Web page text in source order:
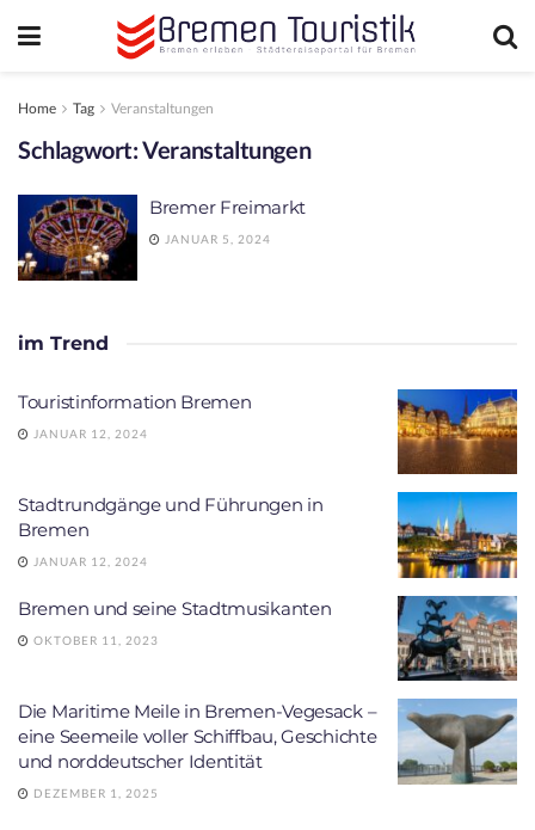
Home Tag Veranstaltungen
Schlagwort:Veranstaltungen
Bremer Freimarkt
JANUAR 5, 2024
im Trend
Touristinformation Bremen
JANUAR 12, 2024
Stadtrundgänge und Führungen in
Bremen
JANUAR 12, 2024
Bremen und seine Stadtmusikanten
OKTOBER 11, 2023
Die Maritime Meile in Bremen-Vegesack –
eine Seemeile voller Schiffbau, Geschichte
und norddeutscher Identität
DEZEMBER 1, 2025